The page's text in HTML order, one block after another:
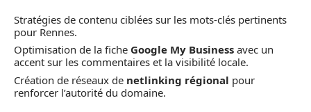
Stratégies de contenu ciblées sur les mots-clés pertinents
pour Rennes.
Optimisation de la fiche Google My Business avec un
accent sur les commentaires et la visibilité locale.
Création de réseaux de netlinking régional pour
renforcer l’autorité du domaine.